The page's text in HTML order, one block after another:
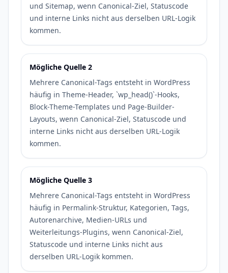
und Sitemap, wenn Canonical-Ziel, Statuscode
und interne Links nicht aus derselben URL-Logik
kommen.
Mögliche Quelle 2
Mehrere Canonical-Tags entsteht in WordPress
häufig in Theme-Header, `wp_head()`-Hooks,
Block-Theme-Templates und Page-Builder-
Layouts, wenn Canonical-Ziel, Statuscode und
interne Links nicht aus derselben URL-Logik
kommen.
Mögliche Quelle 3
Mehrere Canonical-Tags entsteht in WordPress
häufig in Permalink-Struktur, Kategorien, Tags,
Autorenarchive, Medien-URLs und
Weiterleitungs-Plugins, wenn Canonical-Ziel,
Statuscode und interne Links nicht aus
derselben URL-Logik kommen.